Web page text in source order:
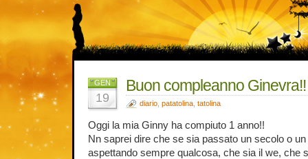
GEN
19
Buon compleanno Ginevra!!
diario patatolina tatolina
Oggi la mia Ginny ha compiuto 1 anno!!
Nn saprei dire che se sia passato un secolo o
aspettando sempre qualcosa, che sia il we, che